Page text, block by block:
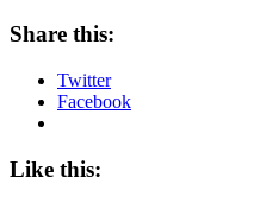
Share this:
Twitter
Facebook
Like this: